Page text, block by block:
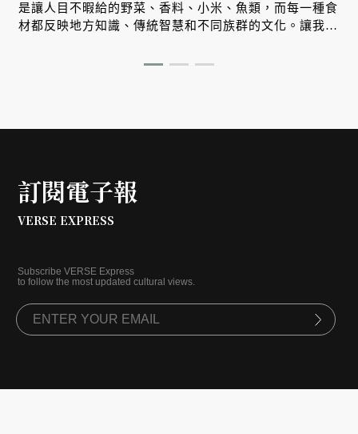
是讓人目不暇給的野菜、香料、小米、魚類，而每一種食
材都反映地方知識、傳統智慧和不同族群的文化。讓我們
訂閱電子報
VERSE EXPRESS
Subscribe VERSE Express
to follow the most updated cultural views.